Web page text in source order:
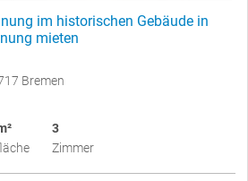
im historischen Gebäude in
mieten
Bremen
3
Zimmer